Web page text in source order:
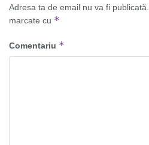
Adresa ta de email nu va fi publicată.
marcate cu *
Comentariu *